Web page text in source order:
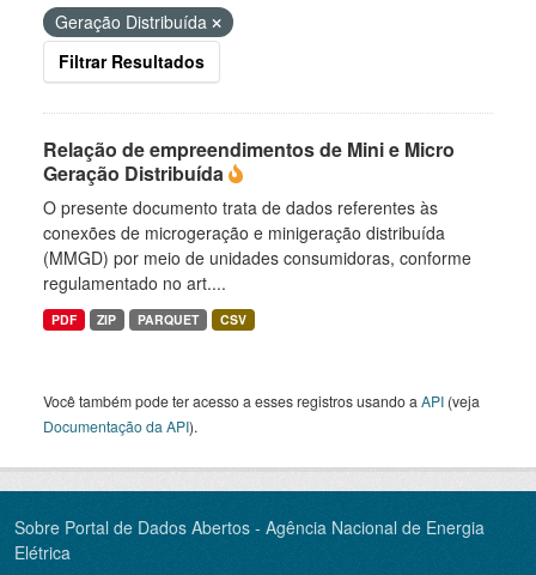
Geração Distribuída
Filtrar Resultados
Relação de empreendimentos de Mini e Micro
Geração Distribuída
O presente documento trata de dados referentes às
conexões de microgeração e minigeração distribuída
(MMGD) por meio de unidades consumidoras, conforme
regulamentado no art....
PDF ZIP PARQUET CSV
Você também pode ter acesso a esses registros usando a API (veja
Documentação da API).
Sobre Portal de Dados Abertos - Agência Nacional de Energia
Elétrica